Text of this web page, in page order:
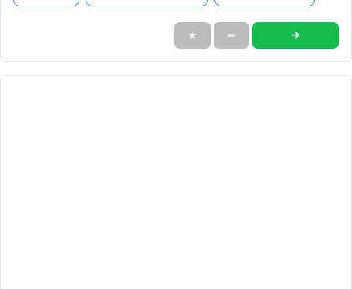
★ ➦ ➜